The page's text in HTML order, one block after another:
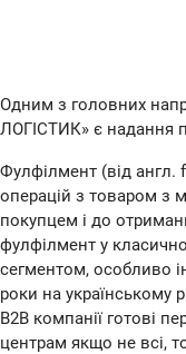
Одним з головних
ЛОГІСТИК» є надання
Фулфілмент (від
операцій з товаром з
покупцем і до
фулфілмент у
сегментом, особливо
роки на українському
В2В компанії готові
центрам якщо не всі,